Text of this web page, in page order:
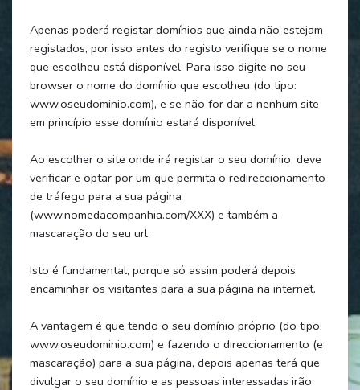
Apenas poderá registar domínios que ainda não estejam
registados, por isso antes do registo verifique se o nome
que escolheu está disponível. Para isso digite no seu
browser o nome do domínio que escolheu (do tipo:
www.oseudominio.com), e se não for dar a nenhum site
em princípio esse domínio estará disponível.
Ao escolher o site onde irá registar o seu domínio, deve
verificar e optar por um que permita o redireccionamento
de tráfego para a sua página
(www.nomedacompanhia.com/XXX) e também a
mascaração do seu url.
Isto é fundamental, porque só assim poderá depois
encaminhar os visitantes para a sua página na internet.
A vantagem é que tendo o seu domínio próprio (do tipo:
www.oseudominio.com) e fazendo o direccionamento (e
mascaração) para a sua página, depois apenas terá que
divulgar o seu domínio e as pessoas interessadas irão